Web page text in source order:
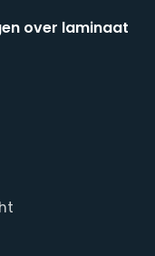
over laminaat